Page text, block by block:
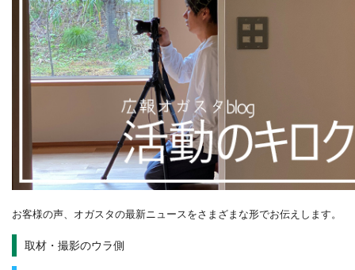
お客様の声、オガスタの最新ニュースをさまざまな形でお伝えします。
取材・撮影のウラ側